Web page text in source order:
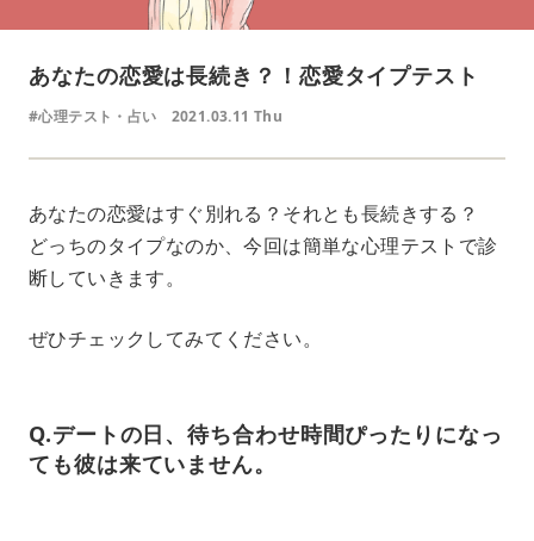
あなたの恋愛は長続き？！恋愛タイプテスト
#心理テスト・占い 2021.03.11 Thu
あなたの恋愛はすぐ別れる？それとも長続きする？
どっちのタイプなのか、今回は簡単な心理テストで診
断していきます。
ぜひチェックしてみてください。
Q.デートの日、待ち合わせ時間ぴったりになっ
ても彼は来ていません。